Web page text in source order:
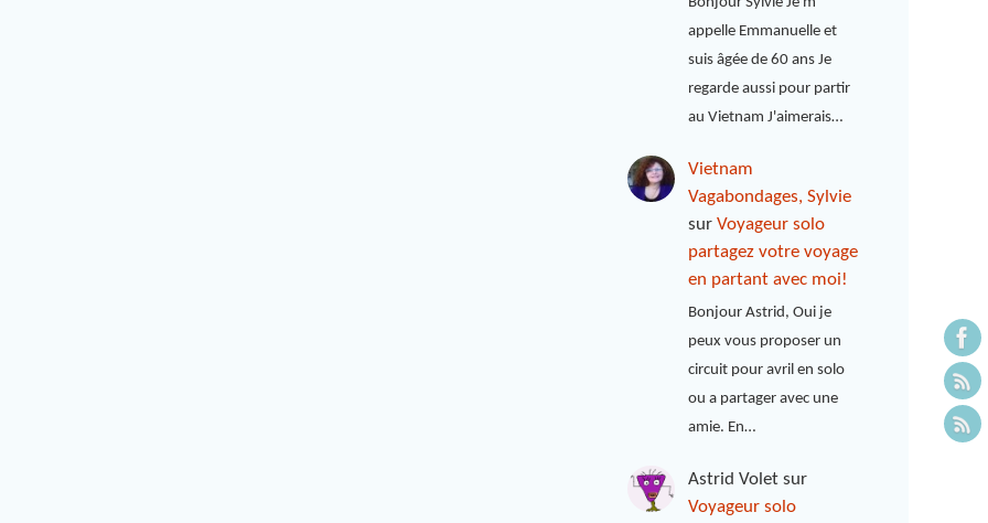
appelle Emmanuelle et
suis âgée de 60 ans Je
regarde aussi pour partir
au Vietnam J'aimerais…
Vietnam
Vagabondages, Sylvie
surVoyageur solo
partagez votre voyage
en partant avec moi!
Bonjour Astrid, Oui je
peux vous proposer un
circuit pour avril en solo
ou a partager avec une
amie. En…
Astrid Volet sur
Voyageur solo